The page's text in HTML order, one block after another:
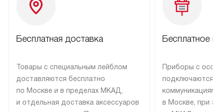
Бесплатная доставка
Товары с специальным лейблом
доставляются бесплатно
по Москве и в пределах МКАД,
и отдельная доставка аксессуаров
Бесплатное
Приборы с
подключаются к
коммуникациям
в Москве, при